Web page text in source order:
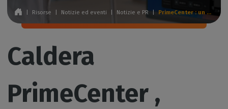
Risorse Notizie ed eventi Notizie e PR PrimeCenter : un editor di file per ottimizzare la fase di prestampa per i fornitori di servizi di stampa
Caldera
PrimeCenter ,